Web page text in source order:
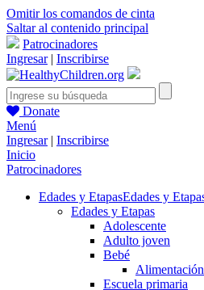
Omitir los comandos de cinta
Saltar al contenido principal
Patrocinadores
Ingresar| Inscribirse
Donate
Menú
Ingresar| Inscribirse
Inicio
Patrocinadores
Edades y EtapasEdades y
Edades y Etapas
Adolescente
Adulto joven
Bebé
Escuela primaria